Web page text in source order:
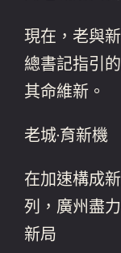
現在，老與
總書記指引
其命維新。
老城·育新機
在加速構成
列，廣州盡
新局